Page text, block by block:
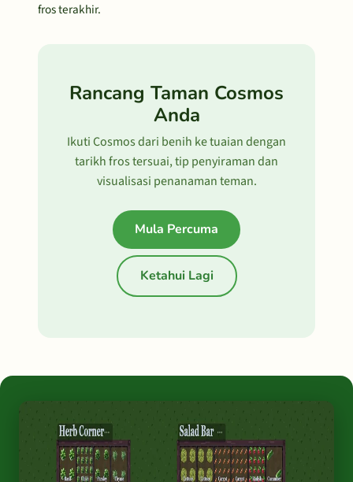
fros terakhir.
Rancang Taman Cosmos
Anda
Ikuti Cosmos dari benih ke tuaian dengan
tarikh fros tersuai, tip penyiraman dan
visualisasi penanaman teman.
Mula Percuma
Ketahui Lagi